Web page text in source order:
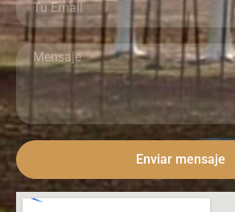
Enviar mensaje